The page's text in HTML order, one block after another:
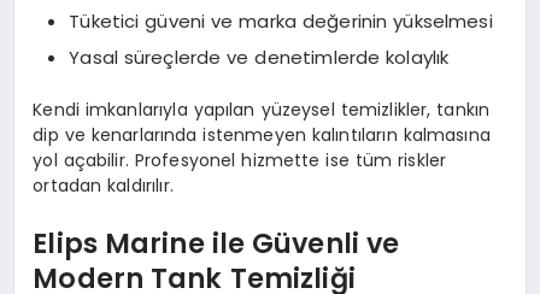
Tüketici güveni ve marka değerinin yükselmesi
Yasal süreçlerde ve denetimlerde kolaylık
Kendi imkanlarıyla yapılan yüzeysel temizlikler, tankın
dip ve kenarlarında istenmeyen kalıntıların kalmasına
yol açabilir. Profesyonel hizmette ise tüm riskler
ortadan kaldırılır.
Elips Marine ile Güvenli ve
Modern Tank Temizliği